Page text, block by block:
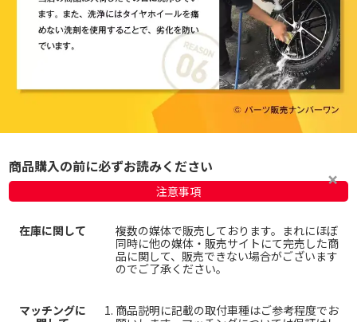
商品購入の前に必ずお読みください
注意事項
在庫に関して
複数の媒体で販売しております。まれにほぼ
同時に他の媒体・販売サイトにて完売した商
品に関して、販売できない場合がございます
のでご了承ください。
マッチングに
商品説明に記載の取付車種はご参考程度でお